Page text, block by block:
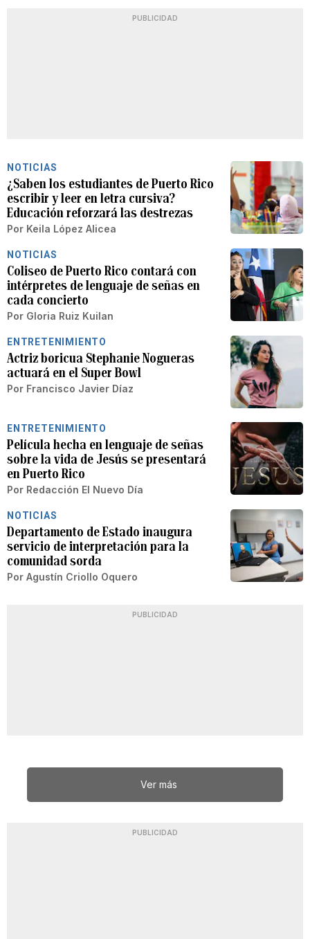
PUBLICIDAD
NOTICIAS
¿Saben los estudiantes de Puerto Rico
escribir y leer en letra cursiva?
Educación reforzará las destrezas
Por Keila López Alicea
NOTICIAS
Coliseo de Puerto Rico contará con
intérpretes de lenguaje de señas en
cada concierto
Por Gloria Ruiz Kuilan
ENTRETENIMIENTO
Actriz boricua Stephanie Nogueras
actuará en el Super Bowl
Por Francisco Javier Díaz
ENTRETENIMIENTO
Película hecha en lenguaje de señas
sobre la vida de Jesús se presentará
en Puerto Rico
Por Redacción El Nuevo Día
NOTICIAS
Departamento de Estado inaugura
servicio de interpretación para la
comunidad sorda
Por Agustín Criollo Oquero
PUBLICIDAD
Ver más
PUBLICIDAD